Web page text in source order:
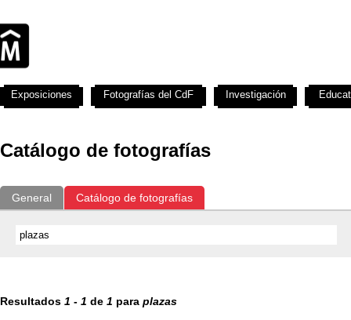
Catálogo de fotografías
General Catálogo de fotografías
Resultados 1 - 1 de 1 para plazas
Exposiciones Fotografías del CdF Investigación